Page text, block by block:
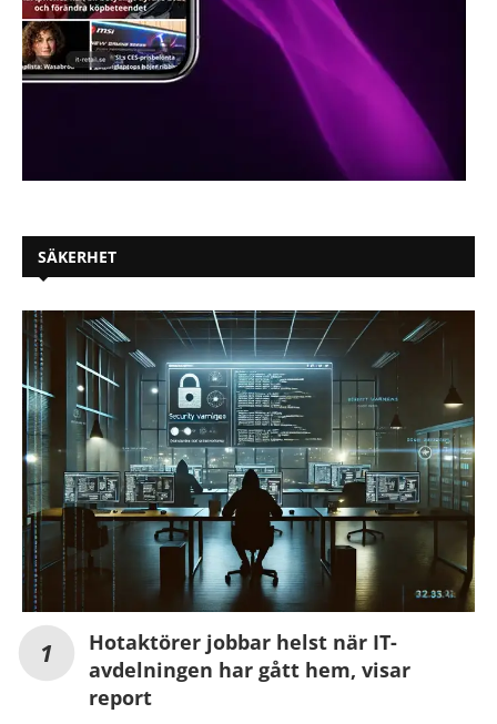
SÄKERHET
Hotaktörer jobbar helst när IT-
avdelningen har gått hem, visar
report